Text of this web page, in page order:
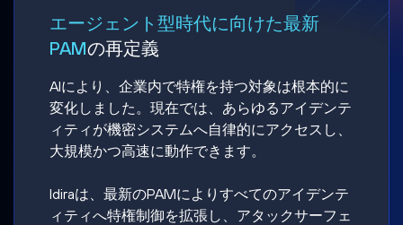
エージェント型時代に向けた最新
PAMの再定義
AIにより、企業内で特権を持つ対象は根本的に
変化しました。現在では、あらゆるアイデンテ
ィティが機密システムへ自律的にアクセスし、
大規模かつ高速に動作できます。
Idiraは、最新のPAMによりすべてのアイデンテ
ィティへ特権制御を拡張し、アタックサーフェ